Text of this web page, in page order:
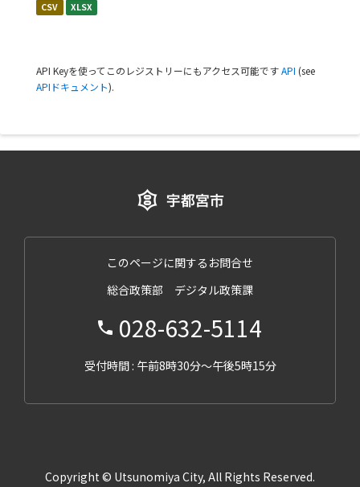
CSV XLSX
API Keyを使ってこのレジストリーにもアクセス可能ですAPI (see
APIドキュメント).
このページに関するお問合せ
総合政策部 デジタル政策課
028-632-5114
受付時間 : 午前8時30分～午後5時15分
Copyright © Utsunomiya City, All Rights Reserved.